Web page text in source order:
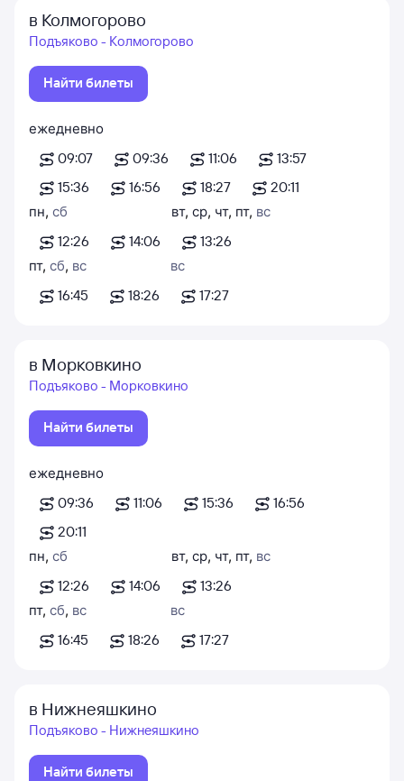
в Колмогорово
Подъяково - Колмогорово
Найти билеты
ежедневно
09:07
09:36 11:06
13:57
15:36
16:56 18:27
20:11
пн, сб
12:26
14:06
вт, ср, чт, пт, вс
13:26
пт, сб, вс
16:45
18:26
вс
17:27
в Морковкино
Подъяково - Морковкино
Найти билеты
ежедневно
09:36
11:06 15:36
16:56
20:11
пн, сб
12:26
14:06
вт, ср, чт, пт, вс
13:26
пт, сб, вс
16:45
18:26
вс
17:27
в Нижнеяшкино
Подъяково - Нижнеяшкино
Найти билеты